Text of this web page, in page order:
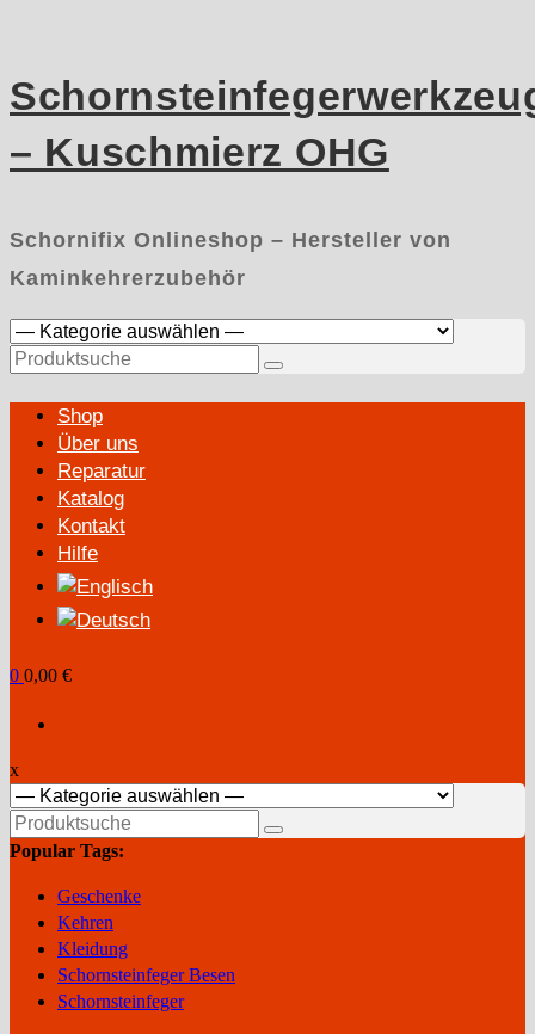
– Kuschmierz OHG
Schornifix Onlineshop – Hersteller von
Kaminkehrerzubehör
Primary
Menu
Shop
Über uns
Reparatur
Katalog
Kontakt
Hilfe
0 0,00 €
x
Popular Tags:
Geschenke
Kehren
Kleidung
Schornsteinfeger Besen
Schornsteinfeger